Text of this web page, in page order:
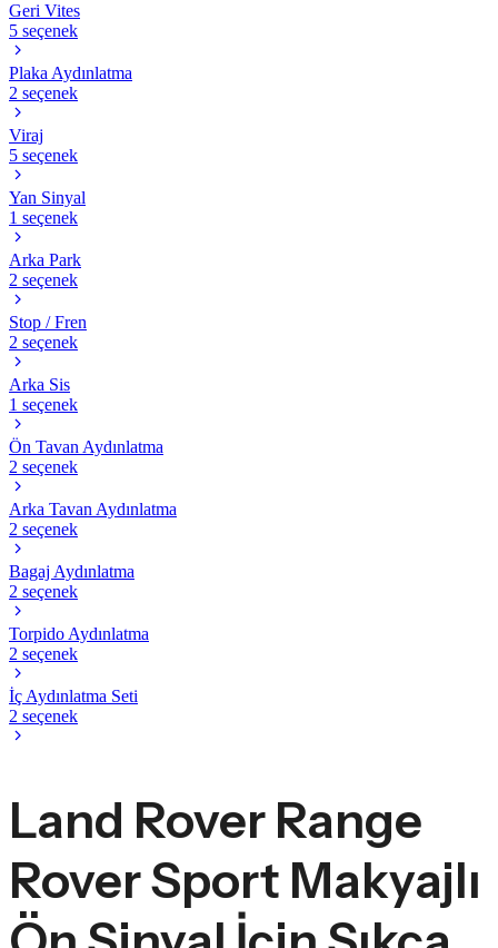
Geri Vites
5 seçenek
Plaka Aydınlatma
2 seçenek
Viraj
5 seçenek
Yan Sinyal
1 seçenek
Arka Park
2 seçenek
Stop / Fren
2 seçenek
Arka Sis
1 seçenek
Ön Tavan Aydınlatma
2 seçenek
Arka Tavan Aydınlatma
2 seçenek
Bagaj Aydınlatma
2 seçenek
Torpido Aydınlatma
2 seçenek
İç Aydınlatma Seti
2 seçenek
Land Rover Range
Rover Sport Makyajlı